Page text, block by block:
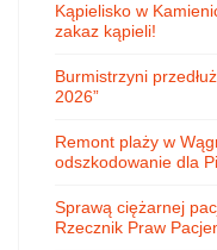
Kąpielisko w
zakaz kąpieli!
Burmistrzyni
2026”
Remont plaży w
odszkodowanie dla
Sprawą ciężarnej
Rzecznik Praw